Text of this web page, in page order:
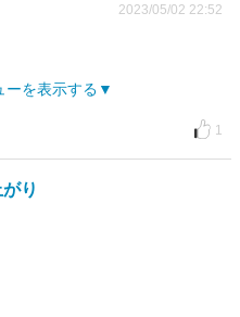
2023/05/02 22:52
ーを表示する
1
り